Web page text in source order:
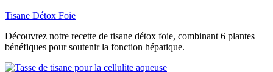
Tisane Détox Foie
Découvrez notre recette de tisane détox foie, combinant 6 plantes
bénéfiques pour soutenir la fonction hépatique.